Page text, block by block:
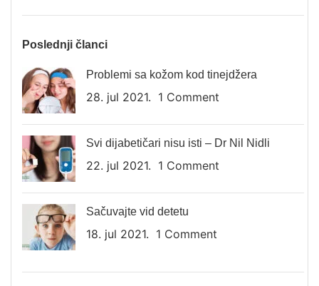
Poslednji članci
Problemi sa kožom kod tinejdžera
28. jul 2021. 1 Comment
Svi dijabetičari nisu isti – Dr Nil Nidli
22. jul 2021. 1 Comment
Sačuvajte vid detetu
18. jul 2021. 1 Comment